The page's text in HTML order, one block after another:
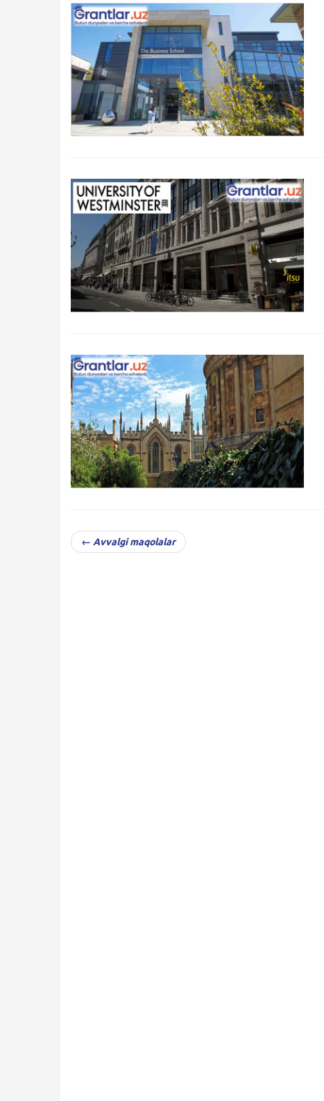
← Avvalgi maqolalar